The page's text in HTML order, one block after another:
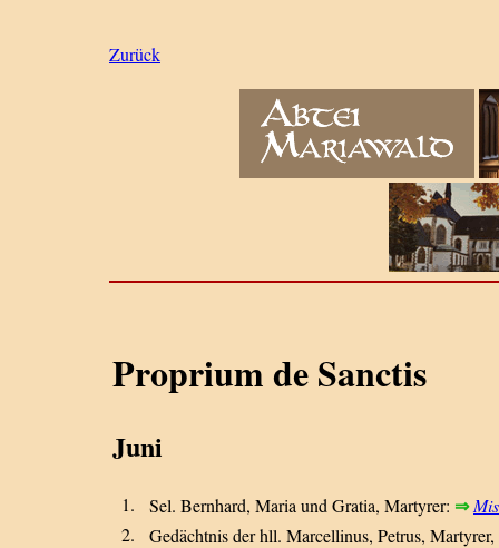
Zurück
Proprium de Sanctis
Juni
1. Sel. Bernhard, Maria und Gratia, Martyrer: ⇒
2.
Gedächtnis der hll. Marcellinus, Petrus,